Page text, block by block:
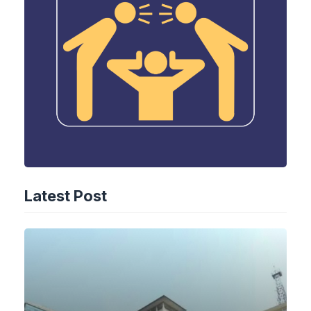
Latest Post